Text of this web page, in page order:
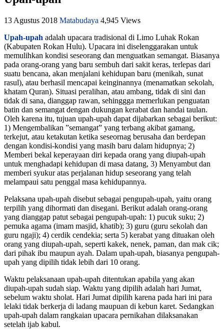
13 Agustus 2018 Matabudaya 4,945 Views
Upah-upah adalah upacara tradisional di Limo Luhak Rokan
(Kabupaten Rokan Hulu). Upacara ini diselenggarakan untuk
memulihkan kondisi seseorang dan menguatkan semangat. Biasanya
pada orang-orang yang baru sembuh dari sakit keras, terlepas dari
suatu bencana, akan menjalani kehidupan baru (menikah, sunat
rasul), atau berhasil mencapai keinginannya (menamatkan sekolah,
khatam Quran). Situasi peralihan, atau ambang, tidak di sini dan
tidak di sana, dianggap rawan, sehinggga memerlukan penguatan
batin dan semangat dengan dukungan kerabat dan handai taulan.
Oleh karena itu, tujuan upah-upah dapat dijabarkan sebagai berikut:
1) Mengembalikan ”semangat” yang terbang akibat gamang,
terkejut, atau ketakutan ketika seseornag berusaha dan berdepan
dengan kondisi-kondisi yang masih baru dalam hidupnya; 2)
Memberi bekal keperayaan diri kepada orang yang diupah-upah
untuk menghadapi kehidupan di masa datang, 3) Menyambut dan
memberi syukur atas perjalanan hidup seseorang yang telah
melampaui satu penggal masa kehidupannya.
Pelaksana upah-upah disebut sebagai pengupah-upah, yaitu orang
terpilih yang dihormati dan disegani. Berikut adalah orang-orang
yang dianggap patut sebagai pengupah-upah: 1) pucuk suku; 2)
pemuka agama (imam masjid, khatib); 3) guru (guru sekolah dan
guru ngaji); 4) cerdik cendekia; serta 5) kerabat yang dituakan oleh
orang yang diupah-upah, seperti kakek, nenek, paman, dan mak cik;
dari pihak ibu maupun ayah. Dalam upah-upah, biasanya pengupah-
upah yang dipilih tidak lebih dari 10 orang.
Waktu pelaksanaan upah-upah ditentukan apabila yang akan
diupah-upah sudah siap. Waktu yang dipilih adalah hari Jumat,
sebelum waktu sholat. Hari Jumat dipilih karena pada hari ini para
lelaki tidak berkerja di ladang maupuan di kebun karet. Sedangkan
upah-upah dalam rangkaian upacara pernikahan dilaksanakan
setelah ijab kabul.